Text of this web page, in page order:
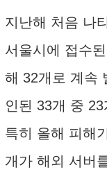
지난해 처음 나
서울시에 접수
해 32개로 계속
인된 33개 중
특히 올해 피해
개가 해외 서버